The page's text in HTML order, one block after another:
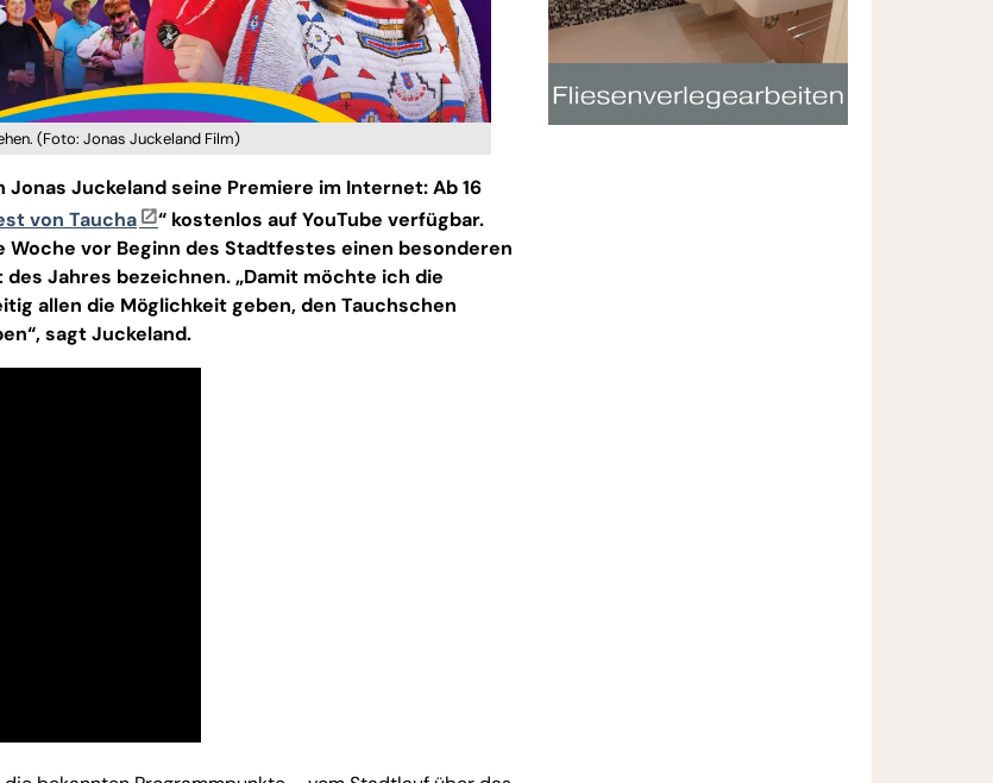
(Foto: Jonas Juckeland Film)
Juckeland seine Premiere im Internet: Ab 16
von Taucha
“ kostenlos auf YouTube verfügbar.
vor Beginn des Stadtfestes einen besonderen
Jahres bezeichnen. „Damit möchte ich die
allen die Möglichkeit geben, den Tauchschen
sagt Juckeland.